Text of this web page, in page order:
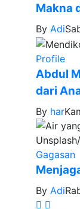
Makna
By Adi
Profile
Abdul
dari
By har
Gagasan
By Adi